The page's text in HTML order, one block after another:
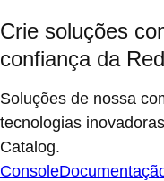
Crie soluções
confiança da
Soluções de nossa
tecnologias
Catalog.
Console